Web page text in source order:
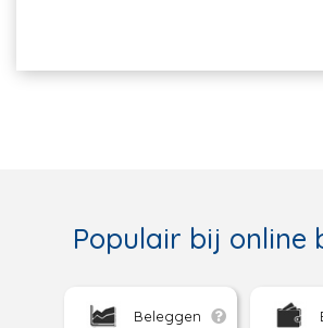
Populair bij online
Beleggen